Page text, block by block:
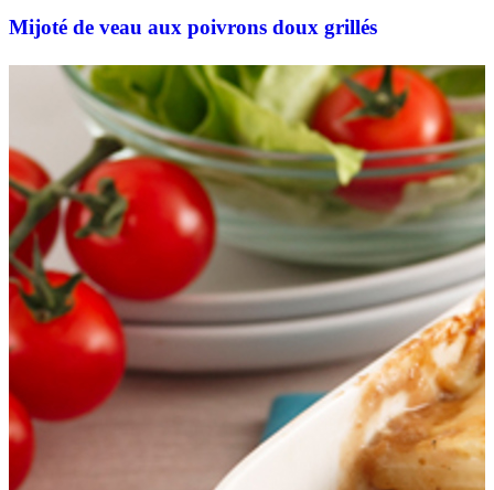
Mijoté de veau aux poivrons doux grillés